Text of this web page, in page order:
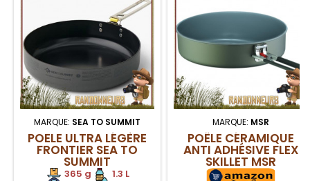
MARQUE: SEA TO SUMMIT
POELE ULTRA LÉGÈRE
FRONTIER SEA TO
SUMMIT
365 g
1.3 L
MARQUE: MSR
POÊLE CÉRAMIQUE
ANTI ADHÉSIVE FLEX
SKILLET MSR